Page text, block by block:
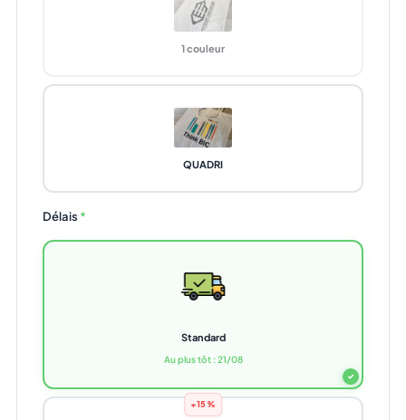
1 couleur
QUADRI
Délais *
✓
Standard
Au plus tôt : 21/08
+15%